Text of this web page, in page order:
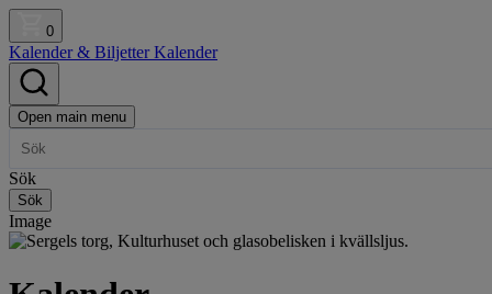
0
Kalender & Biljetter Kalender
Open main menu
Sök
Sök
Image